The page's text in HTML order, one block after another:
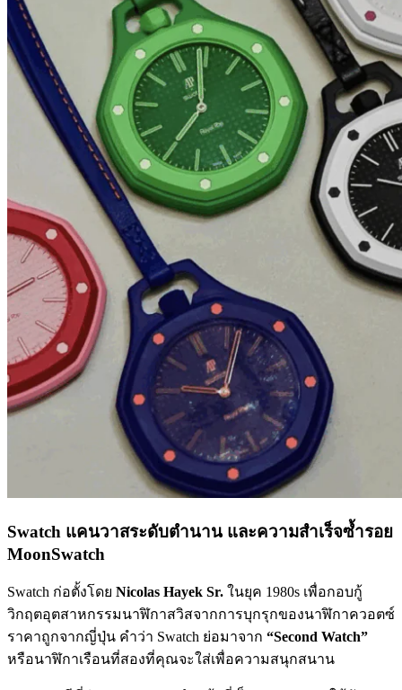
Swatch แคนวาสระดับตำนาน และความสำเร็จซ้ำรอย
MoonSwatch
Swatch ก่อตั้งโดย Nicolas Hayek Sr. ในยุค 1980s เพื่อกอบกู้
วิกฤตอุตสาหกรรมนาฬิกาสวิสจากการบุกรุกของนาฬิกาควอตซ์
ราคาถูกจากญี่ปุ่น คำว่า Swatch ย่อมาจาก “Second Watch”
หรือนาฬิกาเรือนที่สองที่คุณจะใส่เพื่อความสนุกสนาน